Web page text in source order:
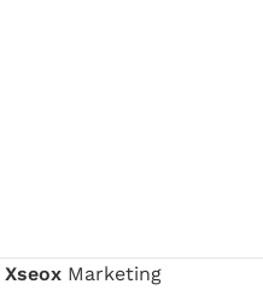
XseoxMarketing